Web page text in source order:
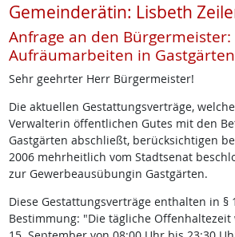
Gemeinderätin: Lisbeth
Anfrage an den Bürgermeister:
Aufräumarbeiten in Gastgärten
Sehr geehrter Herr Bürgermeister!
Die aktuellen Gestattungsverträge,
Verwalterin öffentlichen Gutes mit den
Gastgärten abschließt, berücksichtigen
2006 mehrheitlich vom Stadtsenat
zur Gewerbeausübungin Gastgärten.
Diese Gestattungsverträge enthalten in §
Bestimmung: "Die tägliche Offenhaltezeit